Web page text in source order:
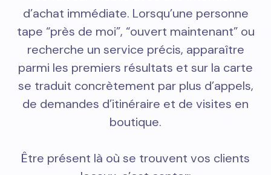
d’achat immédiate. Lorsqu’une personne
tape “près de moi”, “ouvert maintenant” ou
recherche un service précis, apparaître
parmi les premiers résultats et sur la carte
se traduit concrètement par plus d’appels,
de demandes d’itinéraire et de visites en
boutique.
Être présent là où se trouvent vos clients